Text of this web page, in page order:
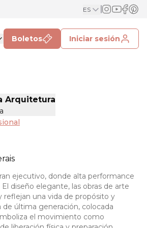
ES
Boletos Iniciar sesión
Arquitetura
ejecutivo, donde alta performance
diseño elegante, las obras de arte
reflejan una vida de propósito y
última generación, colocada
el movimiento como